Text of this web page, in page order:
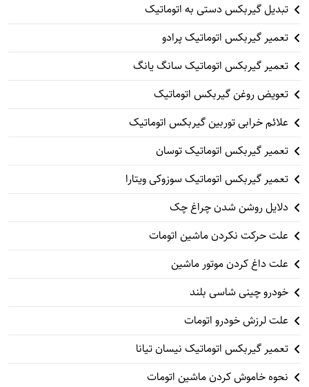
تبدیل گیربکس دستی به اتوماتیک
تعمیر گیربکس اتوماتیک پرادو
تعمیر گیربکس اتوماتیک سانگ یانگ
تعویض روغن گیربکس اتوماتیک
علائم خرابی توربین گیربکس اتوماتیک
تعمیر گیربکس اتوماتیک توسان
تعمیر گیربکس اتوماتیک سوزوکی ویتارا
دلایل روشن شدن چراغ چک
علت حرکت نکردن ماشین اتومات
علت داغ کردن موتور ماشین
خودرو چینی شاسی بلند
علت لرزش خودرو اتومات
تعمیر گیربکس اتوماتیک نیسان تیانا
نحوه خاموش کردن ماشین اتومات